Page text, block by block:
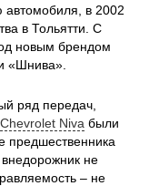
автомобиля, в 2002
в Тольятти. С
новым брендом
«Шнива».
ряд передач,
Chevrolet Niva были
предшественника
не
– не